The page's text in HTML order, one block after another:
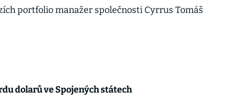
portfolio manažer společnosti Cyrrus Tomáš
dolarů ve Spojených státech